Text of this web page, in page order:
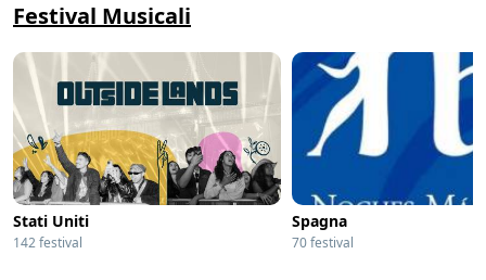
Hong Kong (91)
India (86)
Lituania (76)
Perù (68)
Cina
Festival Musicali
Stati Uniti
142 festival
Spagna
70 festival